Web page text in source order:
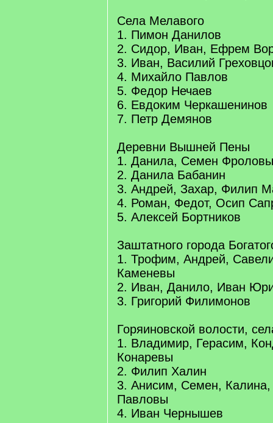
Села Мелавого
1. Пимон Данилов
2. Сидор, Иван, Ефрем
3. Иван, Василий
4. Михайло Павлов
5. Федор Нечаев
6. Евдоким Черкашенинов
7. Петр Демянов
Деревни Вышней Пены
1. Данила, Семен Фроловы
2. Данила Бабанин
3. Андрей, Захар, Филип
4. Роман, Федот, Осип
5. Алексей Бортников
Заштатного города
1. Трофим, Андрей,
Каменевы
2. Иван, Данило, Иван
3. Григорий Филимонов
Горяиновской волости,
1. Владимир, Герасим,
Конаревы
2. Филип Халин
3. Анисим, Семен,
Павловы
4. Иван Чернышев